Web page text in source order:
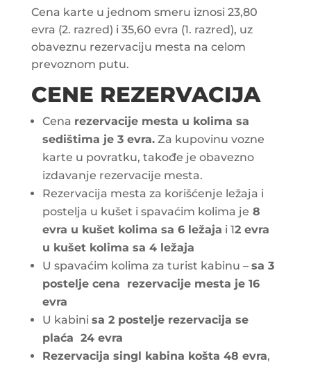
Cena karte u jednom smeru iznosi 23,80
evra (2. razred) i 35,60 evra (1. razred), uz
obaveznu rezervaciju mesta na celom
prevoznom putu.
CENE REZERVACIJA
Cena rezervacije mesta u kolima sa
sedištima je 3 evra.Za kupovinu vozne
karte u povratku, takođe je obavezno
izdavanje rezervacije mesta.
Rezervacija mesta za korišćenje ležaja i
postelja u kušet i spavaćim kolima je 8
evra u kušet kolima sa 6 ležaja i 12 evra
u kušet kolima sa 4 ležaja
U spavaćim kolima za turist kabinu – sa 3
postelje cena rezervacije mesta je 16
evra
U kabini sa 2 postelje rezervacija se
plaća 24 evra
Rezervacija singl kabina košta 48 evra,